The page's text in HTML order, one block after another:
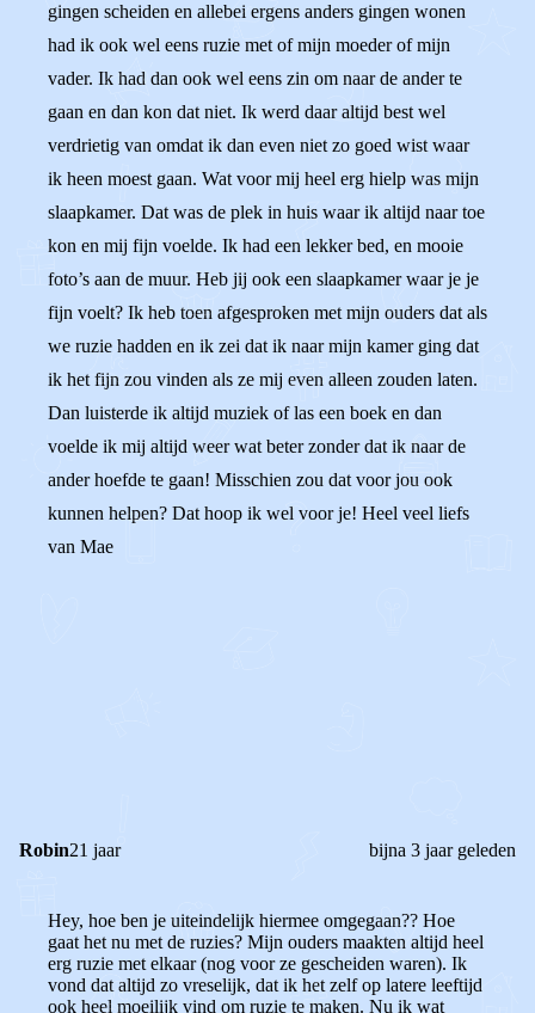
gingen scheiden en allebei ergens anders gingen wonen
had ik ook wel eens ruzie met of mijn moeder of mijn
vader. Ik had dan ook wel eens zin om naar de ander te
gaan en dan kon dat niet. Ik werd daar altijd best wel
verdrietig van omdat ik dan even niet zo goed wist waar
ik heen moest gaan. Wat voor mij heel erg hielp was mijn
slaapkamer. Dat was de plek in huis waar ik altijd naar toe
kon en mij fijn voelde. Ik had een lekker bed, en mooie
foto’s aan de muur. Heb jij ook een slaapkamer waar je je
fijn voelt? Ik heb toen afgesproken met mijn ouders dat als
we ruzie hadden en ik zei dat ik naar mijn kamer ging dat
ik het fijn zou vinden als ze mij even alleen zouden laten.
Dan luisterde ik altijd muziek of las een boek en dan
voelde ik mij altijd weer wat beter zonder dat ik naar de
ander hoefde te gaan! Misschien zou dat voor jou ook
kunnen helpen? Dat hoop ik wel voor je! Heel veel liefs
van Mae
Robin21 jaar bijna 3 jaar geleden
Hey, hoe ben je uiteindelijk hiermee omgegaan?? Hoe
gaat het nu met de ruzies? Mijn ouders maakten altijd heel
erg ruzie met elkaar (nog voor ze gescheiden waren). Ik
vond dat altijd zo vreselijk, dat ik het zelf op latere leeftijd
ook heel moeilijk vind om ruzie te maken. Nu ik wat